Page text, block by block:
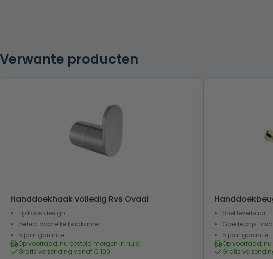
Verwante producten
Handdoekhaak volledig Rvs Ovaal
Tijdloos design
Perfect voor elke badkamer
5 jaar garantie
Op voorraad, nu besteld morgen in huis!
Gratis verzending vanaf € 100
Snel leverbaar
Goede prijs-
5 jaar garantie
Op voorraad,
Gratis